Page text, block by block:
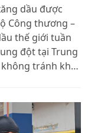
dầu được
thế giới tuần
đột tại Trung
tránh khỏi